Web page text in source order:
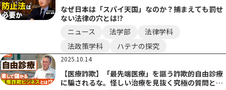
なぜ日本は「スパイ天国」なのか？捕まえても罰せ
ない法律の穴とは⁉
ニュース
法学部
法律学科
法政策学科
ハテナの探究
2025.10.14
【医療詐欺】「最先端医療」を謳う詐欺的自由診療
に騙されるな。怪しい治療を見抜く究極の質問と